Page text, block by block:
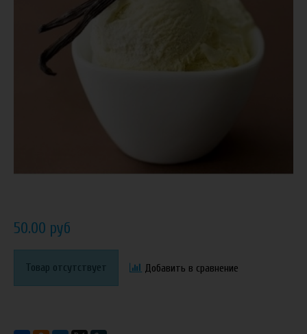
50.00 руб
Товар отсутствует Добавить в сравнение